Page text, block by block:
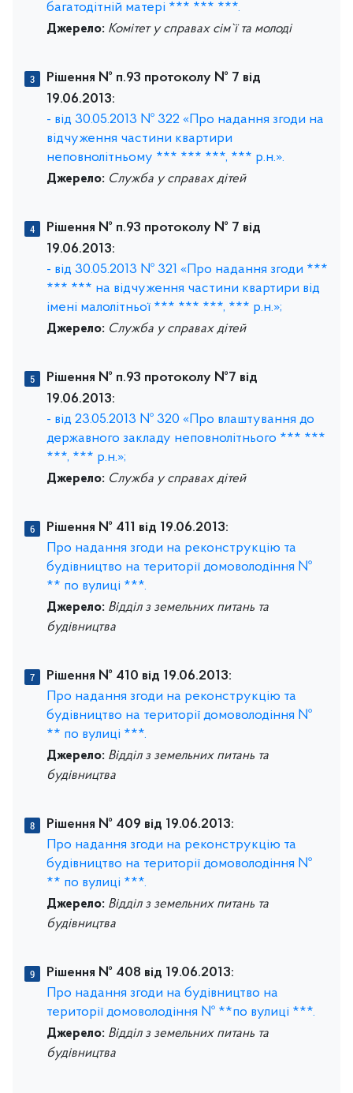
багатодітній матері *** *** ***.
Джерело: Комітет у справах сім`ї та молоді
Рішення № п.93 протоколу № 7 від
19.06.2013:
- від 30.05.2013 № 322 «Про надання згоди на
відчуження частини квартири
неповнолітньому *** *** ***, *** р.н.».
Джерело: Служба у справах дітей
Рішення № п.93 протоколу № 7 від
19.06.2013:
- від 30.05.2013 № 321 «Про надання згоди ***
*** *** на відчуження частини квартири від
імені малолітньої *** *** ***, *** р.н.»;
Джерело: Служба у справах дітей
Рішення № п.93 протоколу №7 від
19.06.2013:
- від 23.05.2013 № 320 «Про влаштування до
державного закладу неповнолітнього *** ***
***, *** р.н.»;
Джерело: Служба у справах дітей
Рішення № 411 від 19.06.2013:
Про надання згоди на реконструкцію та
будівництво на території домоволодіння №
** по вулиці ***.
Джерело: Відділ з земельних питань та
будівництва
Рішення № 410 від 19.06.2013:
Про надання згоди на реконструкцію та
будівництво на території домоволодіння №
** по вулиці ***.
Джерело: Відділ з земельних питань та
будівництва
Рішення № 409 від 19.06.2013:
Про надання згоди на реконструкцію та
будівництво на території домоволодіння №
** по вулиці ***.
Джерело: Відділ з земельних питань та
будівництва
Рішення № 408 від 19.06.2013:
Про надання згоди на будівництво на
території домоволодіння № **по вулиці ***.
Джерело: Відділ з земельних питань та
будівництва